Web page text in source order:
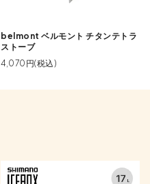
belmont ベルモント チタンテトラ
ストーブ
4,070円(税込)